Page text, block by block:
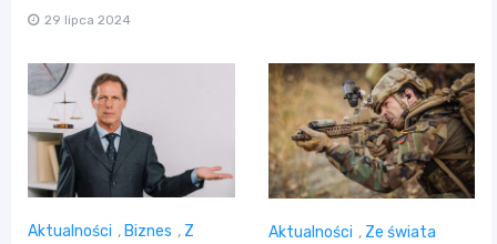
29 lipca 2024
Aktualności , Biznes , Z
Aktualności , Ze świata